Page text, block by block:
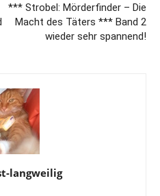
*** Strobel: Mörderfinder – Die
Macht des Täters *** Band 2
wieder sehr spannend!
langweilig